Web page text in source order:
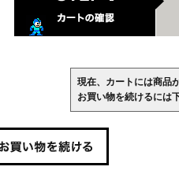
現在、カートには商品
お買い物を続けるには